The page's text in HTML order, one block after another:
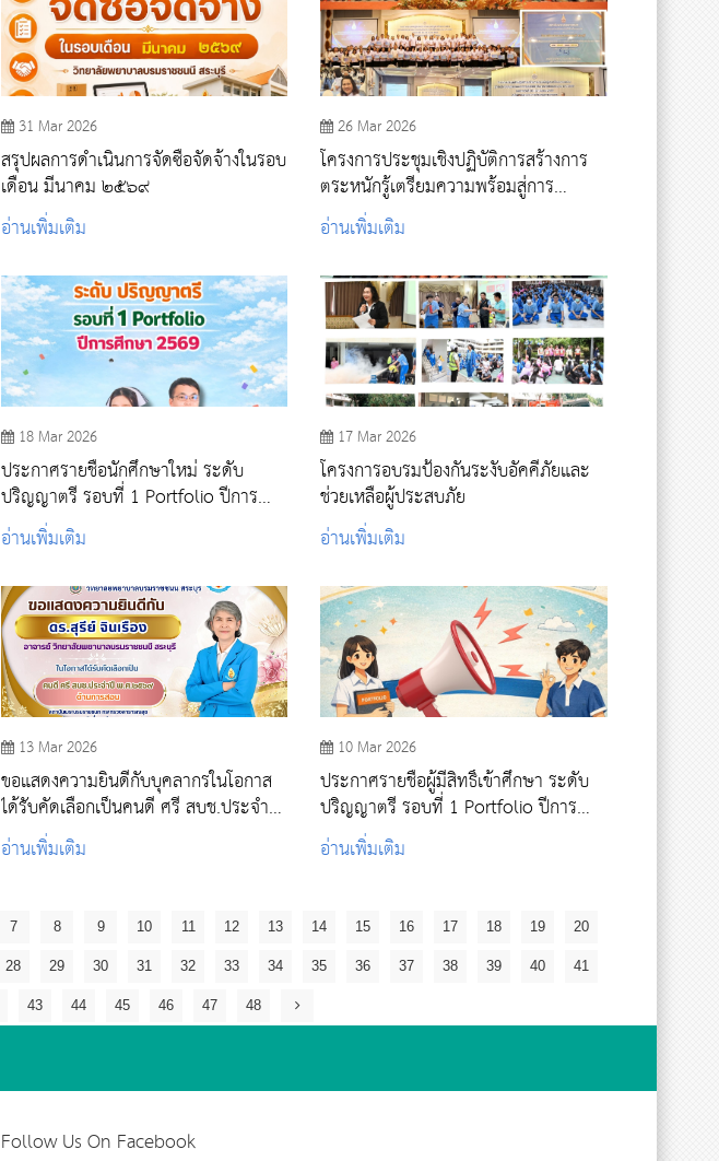
31 Mar 2026
สรุปผลการดำเนินการจัดซื้อจัดจ้างในรอบ
เดือน มีนาคม ๒๕๖๙
อ่านเพิ่มเติม
26 Mar 2026
โครงการประชุมเชิงปฏิบัติการสร้างการ
ตระหนักรู้เตรียมความพร้อมสู่การ
ประเมินคุณธรรมและความโปร่งใส (ITA)
อ่านเพิ่มเติม
18 Mar 2026
ประกาศรายชื่อนักศึกษาใหม่ ระดับ
ปริญญาตรี รอบที่ 1 Portfolio ปีการ
ศึกษา 2569
อ่านเพิ่มเติม
17 Mar 2026
โครงการอบรมป้องกันระงับอัคคีภัยและ
ช่วยเหลือผู้ประสบภัย
อ่านเพิ่มเติม
13 Mar 2026
ขอแสดงความยินดีกับบุคลากรในโอกาส
ได้รับคัดเลือกเป็นคนดี ศรี สบช.ประจำปี
พ.ศ.๒๕๖๙
อ่านเพิ่มเติม
10 Mar 2026
ประกาศรายชื่อผู้มีสิทธิ์เข้าศึกษา ระดับ
ปริญญาตรี รอบที่ 1 Portfolio ปีการ
ศึกษา 2569
อ่านเพิ่มเติม
7 8 9 10 11 12 13 14 15 16 17 18 19 20
28 29 30 31 32 33 34 35 36 37 38 39 40 41
43 44 45 46 47 48
Follow Us On Facebook